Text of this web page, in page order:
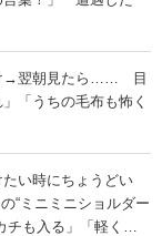
→翌朝見たら…… 目
「うちの毛布も怖く
たい時にちょうどい
“ミニミニショルダー
も入る」「軽くて